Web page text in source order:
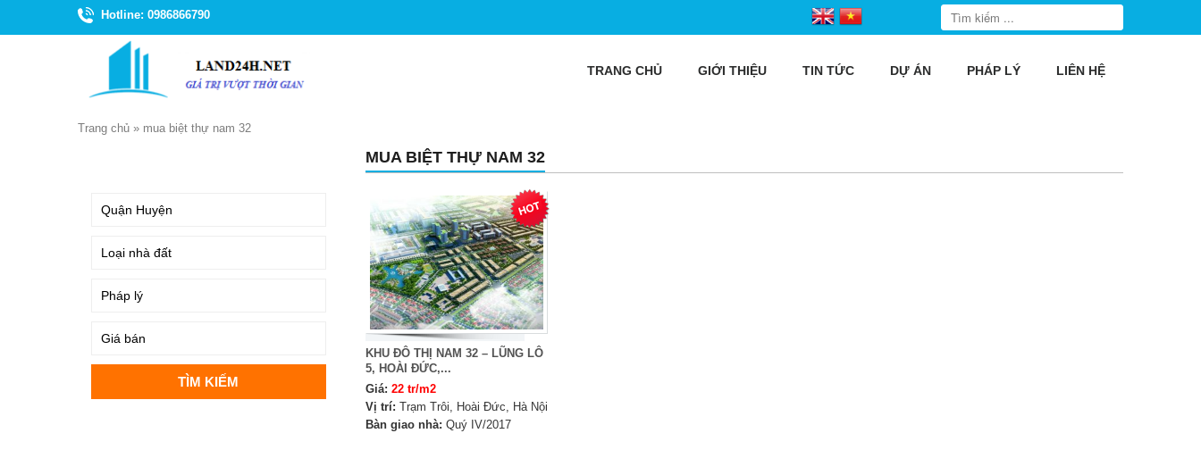
Hotline: 0986866790
TRANG CHỦ GIỚI THIỆU TIN TỨC DỰ ÁN PHÁP LÝ LIÊN HỆ
Trang chủ » mua biệt thự nam 32
MUA BIỆT THỰ NAM 32
KHU ĐÔ THỊ NAM 32 – LŨNG LÔ
5, HOÀI ĐỨC,...
Giá: 22 tr/m2
Vị trí: Trạm Trôi, Hoài Đức, Hà Nội
Bàn giao nhà: Quý IV/2017